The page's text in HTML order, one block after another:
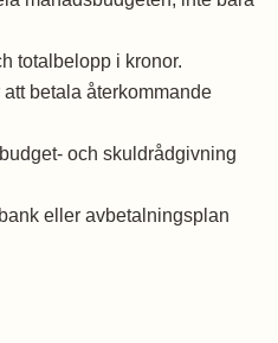
totalbelopp i kronor.
betala återkommande
och skuldrådgivning
eller avbetalningsplan